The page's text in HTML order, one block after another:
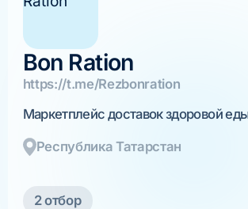
Bon Ration
https://t.me/Rezbonration
Маркетплейс доставок здоровой
Республика Татарстан
2 отбор